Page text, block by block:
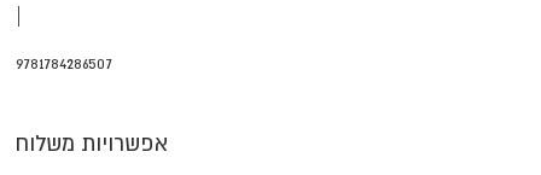
|
9781784286507
אפשרויות משלוח